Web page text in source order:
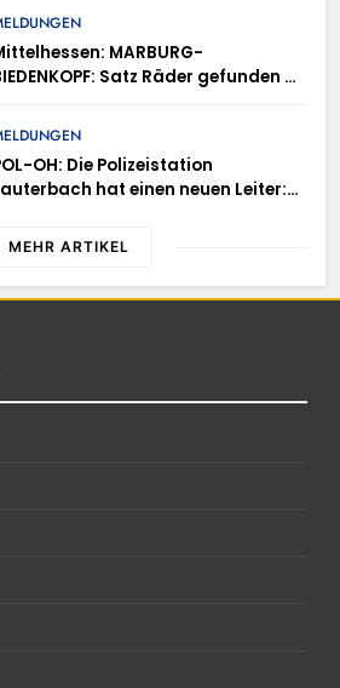
und Bürger erhalten
spannende Einblicke in die
MARBURG-
Satz Räder gefunden –
OH: Die Polizeistation
hat einen neuen Leiter:
MEHR ARTIKEL